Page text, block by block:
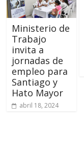
Ministerio de
Trabajo
invita a
jornadas de
empleo para
Santiago y
Hato Mayor
abril 18, 2024